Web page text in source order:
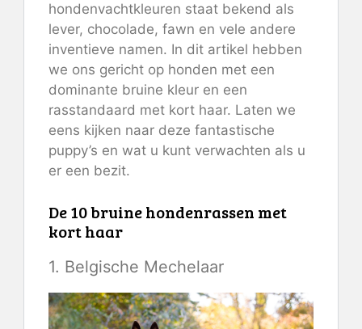
hondenvachtkleuren staat bekend als
lever, chocolade, fawn en vele andere
inventieve namen. In dit artikel hebben
we ons gericht op honden met een
dominante bruine kleur en een
rasstandaard met kort haar. Laten we
eens kijken naar deze fantastische
puppy’s en wat u kunt verwachten als u
er een bezit.
De 10 bruine hondenrassen met
kort haar
1. Belgische Mechelaar